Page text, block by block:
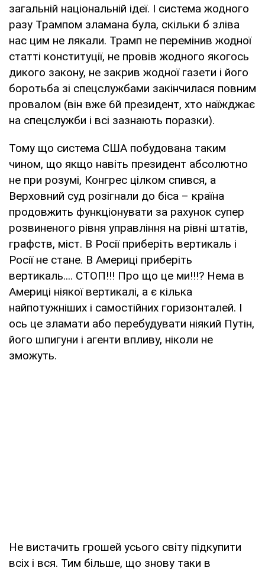
загальній національній ідеї. І система жодного
разу Трампом зламана була, скільки б зліва
нас цим не лякали. Трамп не перемінив жодної
статті конституції, не провів жодного якогось
дикого закону, не закрив жодної газети і його
боротьба зі спецслужбами закінчилася повним
провалом (він вже 6й президент, хто наїжджає
на спецслужби і всі зазнають поразки).
Тому що система США побудована таким
чином, що якщо навіть президент абсолютно
не при розумі, Конгрес цілком спився, а
Верховний суд розігнали до біса – країна
продовжить функціонувати за рахунок супер
розвиненого рівня управління на рівні штатів,
графств, міст. В Росії приберіть вертикаль і
Росії не стане. В Америці приберіть
вертикаль.... СТОП!!! Про що це ми!!!? Нема в
Америці ніякої вертикалі, а є кілька
найпотужніших і самостійних горизонталей. І
ось це зламати або перебудувати ніякий Путін,
його шпигуни і агенти впливу, ніколи не
зможуть.
Не вистачить грошей усього світу підкупити
всіх і вся. Тим більше, що знову таки в